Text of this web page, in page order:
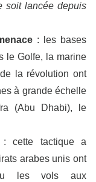
soit lancée depuis
: les bases
le Golfe, la marine
la révolution ont
à grande échelle
(Abu Dhabi), le
cette tactique a
arabes unis ont
les vols aux